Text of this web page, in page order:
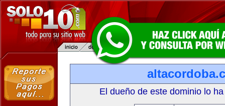
El dueño de este dominio lo